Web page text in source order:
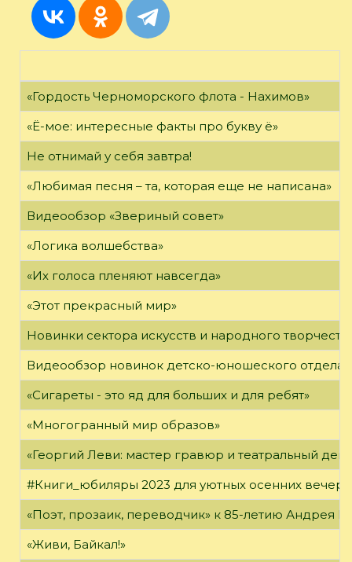
«Гордость Черноморского флота - Нахимов»
«Ё-мое: интересные факты про букву ё»
Не отнимай у себя завтра!
«Любимая песня – та, которая еще не написана»
Видеообзор «Звериный совет»
«Логика волшебства»
«Их голоса пленяют навсегда»
«Этот прекрасный мир»
Новинки сектора искусств и народного
Видеообзор новинок детско-юношеского отдела
«Сигареты - это яд для больших и для ребят»
«Многогранный мир образов»
«Георгий Леви: мастер гравюр и театральный
#Книги_юбиляры 2023 для уютных осенних
«Поэт, прозаик, переводчик» к 85-летию Андрея
«Живи, Байкал!»